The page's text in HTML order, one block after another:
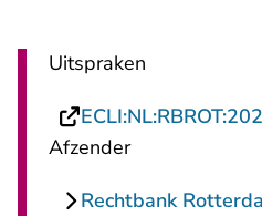
Uitspraken
Afzender
Rechtbank